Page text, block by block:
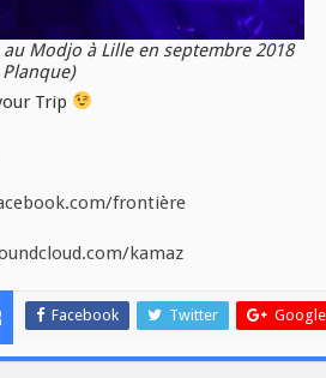
au Modjo à Lille en septembre 2018
Planque)
Trip
frontière
kamaz
Facebook Twitter